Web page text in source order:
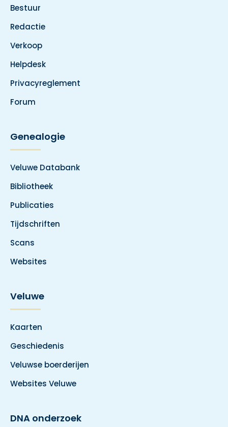
Bestuur
Redactie
Verkoop
Helpdesk
Privacyreglement
Forum
Genealogie
Veluwe Databank
Bibliotheek
Publicaties
Tijdschriften
Scans
Websites
Veluwe
Kaarten
Geschiedenis
Veluwse boerderijen
Websites Veluwe
DNA onderzoek